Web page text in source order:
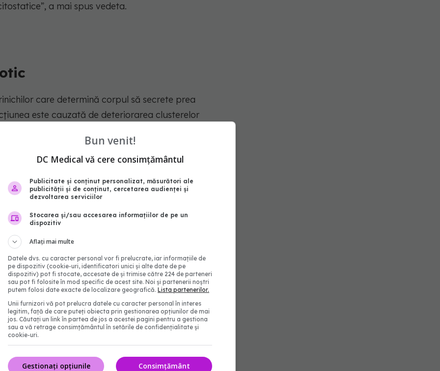
a mai spus vedeta.
care determină corpul să secrete prea
este cauzată de deteriorarea clusterelor
deșeurile și excesul de apă din sânge.
în special la nivelul picioarelor și
de sănătate, potrivit WebMD.
și factorii de risc
leziunilor glomerulare, care pot duce la
rinichilor diabetici; focal glomeruloscleroza
lupus; amiloidoză; tromboză venoasă renală.
nefrotic includ:
Bun venit!
DC Medical vă cere consimțământul
Publicitate și conținut personalizat, măsurători ale
publicității și de conținut, cercetarea audienței și
dezvoltarea serviciilor
Stocarea și/sau accesarea informațiilor de pe un
dispozitiv
Aflați mai multe
Datele dvs. cu caracter personal vor fi prelucrate, iar informațiile de
pe dispozitiv (cookie-uri, identificatori unici și alte date de pe
dispozitiv) pot fi stocate, accesate de și trimise către 224 de parteneri
sau pot fi folosite în mod specific de acest site. Noi și partenerii noștri
putem folosi date exacte de localizare geografică. Lista partenerilor.
Unii furnizori vă pot prelucra datele cu caracter personal în interes
legitim, față de care puteți obiecta prin gestionarea opțiunilor de mai
jos. Căutați un link în partea de jos a acestei pagini pentru a gestiona
sau a vă retrage consimțământul în setările de confidențialitate și
cookie-uri.
Consimțământ
Gestionați opțiunile